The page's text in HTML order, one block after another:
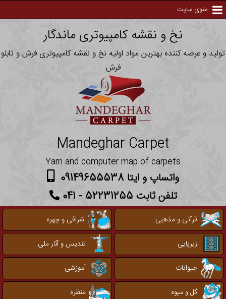
منوی سایت
نخ و نقشه کامپیوتری ماندگار
تولید و عرضه کننده بهترین مواد اولیه نخ و نقشه کامپیوتری فرش و تابلو
فرش
Mandeghar Carpet
Yarn and computer map of carpets
واتساپ و ایتا 09149655538
تلفن ثابت 52231255 - 041
قرآنی و مذهبی
اشرافی و چهره
زیرپایی
تندیس و آثار ملی
حیوانات
آموزشی
گل و میوه
منظره